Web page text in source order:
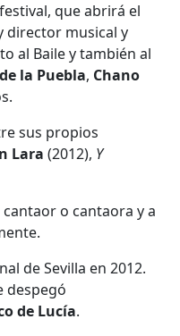
que abrirá el
director musical y
al Baile y también al
la Puebla, Chano
sus propios
Lara (2012), Y
o cantaora y a
de Sevilla en 2012.
despegó
de Lucía.